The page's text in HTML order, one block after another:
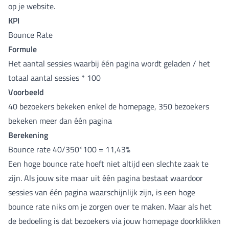
op je website.
KPI
Bounce Rate
Formule
Het aantal sessies waarbij één pagina wordt geladen / het
totaal aantal sessies * 100
Voorbeeld
40 bezoekers bekeken enkel de homepage, 350 bezoekers
bekeken meer dan één pagina
Berekening
Bounce rate 40/350*100 = 11,43%
Een hoge bounce rate hoeft niet altijd een slechte zaak te
zijn. Als jouw site maar uit één pagina bestaat waardoor
sessies van één pagina waarschijnlijk zijn, is een hoge
bounce rate niks om je zorgen over te maken. Maar als het
de bedoeling is dat bezoekers via jouw homepage doorklikken